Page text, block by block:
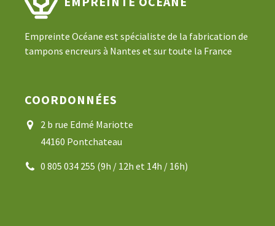
Empreinte Océane est spécialiste de la fabrication de
tampons encreurs à Nantes et sur toute la France
COORDONNÉES
2 b rue Edmé Mariotte
44160 Pontchateau
0 805 034 255 (9h / 12h et 14h / 16h)